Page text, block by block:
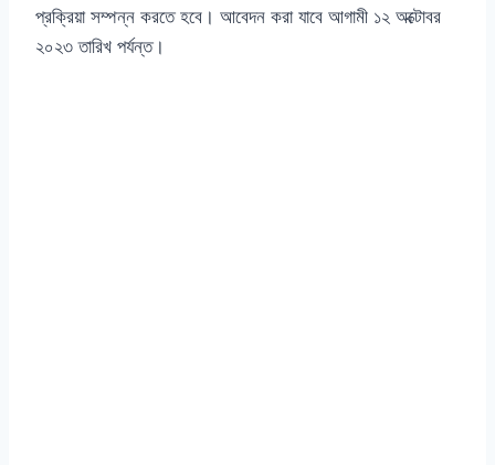
প্রক্রিয়া সম্পন্ন করতে হবে। আবেদন করা যাবে আগামী ১২ অক্টোবর
২০২৩ তারিখ পর্যন্ত।